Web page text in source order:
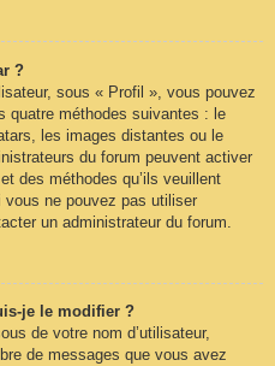
?
sous « Profil », vous pouvez
quatre méthodes suivantes : le
les images distantes ou le
du forum peuvent activer
des méthodes qu’ils veuillent
ne pouvez pas utiliser
un administrateur du forum.
je le modifier ?
de votre nom d’utilisateur,
de messages que vous avez